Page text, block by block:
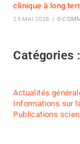
clinique à long
25 MAI 2026 / 0
Catégories :
Actualités
Informations sur
Publications